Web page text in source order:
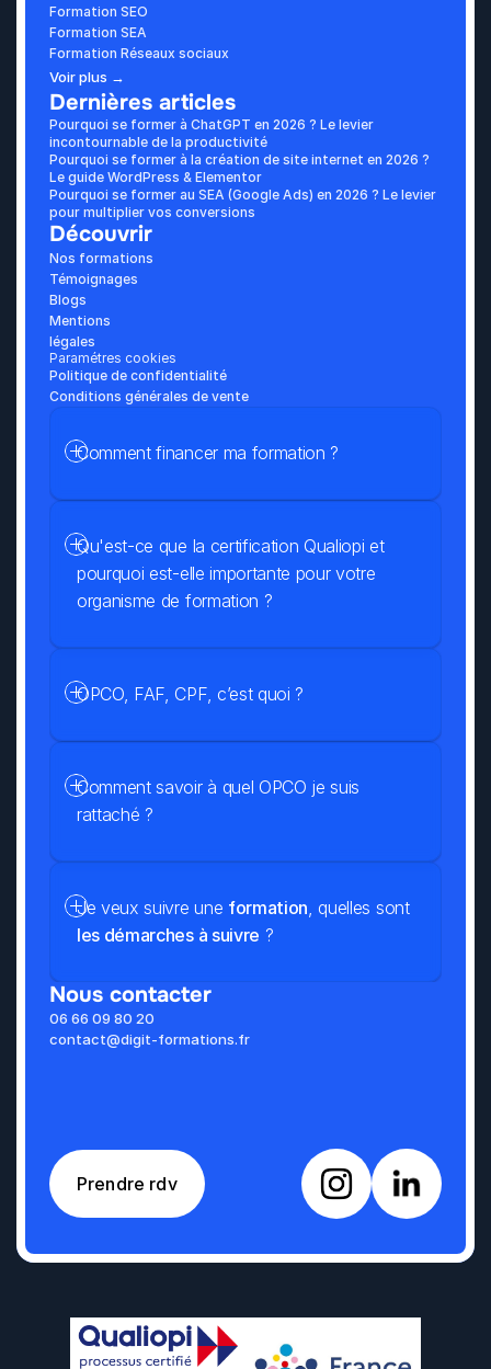
Formation SEO
Formation SEA
Formation Réseaux sociaux
Voir plus →
Dernières articles
Pourquoi se former à ChatGPT en 2026 ? Le levier
incontournable de la productivité
Pourquoi se former à la création de site internet en 2026 ?
Le guide WordPress & Elementor
Pourquoi se former au SEA (Google Ads) en 2026 ? Le levier
pour multiplier vos conversions
Découvrir
Nos formations
Témoignages
Blogs
Mentions
légales
Paramétres cookies
Politique de confidentialité
Conditions générales de vente
Nous contacter
06 66 09 80 20
contact@digit-formations.fr
Qu'est-ce que la certification Qualiopi et
pourquoi est-elle importante pour votre
organisme de formation ?
Comment savoir à quel OPCO je suis
rattaché ?
Je veux suivre une formation
, quelles sont
les démarches à suivre ?
Comment financer ma formation ?
OPCO, FAF, CPF, c’est quoi ?
Prendre rdv